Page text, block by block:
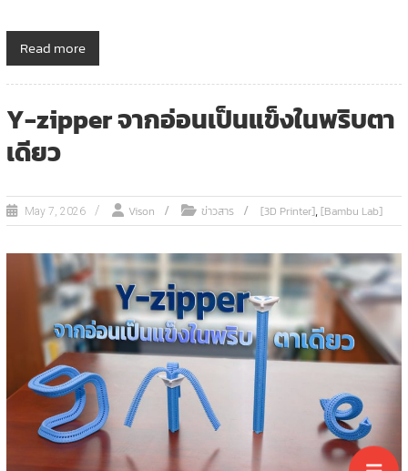
Read more
Y-zipper จากอ่อนเป็นแข็งในพริบตา
เดียว
May 7, 2026 Vison ข่าวสาร [3D Printer],[Bambu Lab]